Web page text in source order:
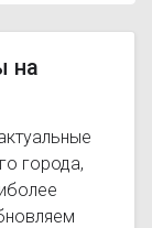
на
города,